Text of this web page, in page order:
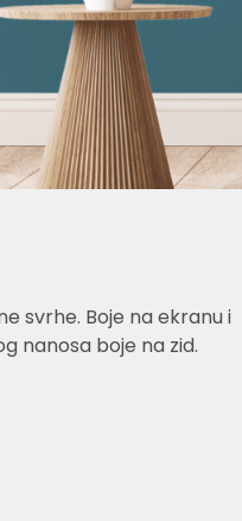
svrhe. Boje na ekranu i
nanosa boje na zid.